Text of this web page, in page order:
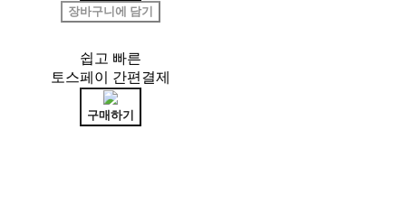
장바구니에 담기
쉽고 빠른
토스페이 간편결제
구매하기